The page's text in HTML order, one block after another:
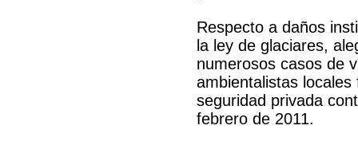
Respecto a daños
la ley de glaciares,
numerosos casos de
ambientalistas
seguridad privada
febrero de 2011.